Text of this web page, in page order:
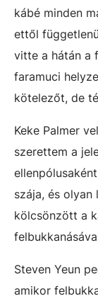
kábé minden
ettől
vitte a hátán a
faramuci
kötelezőt, de
Keke Palmer
szerettem a
szája, és olyan
kölcsönzött a
Steven Yeun
amikor